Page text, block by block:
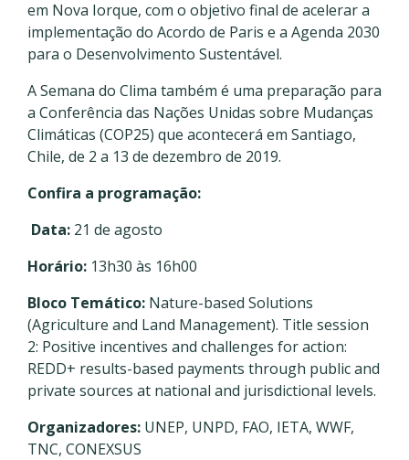
em Nova Iorque, com o objetivo final de acelerar a
implementação do Acordo de Paris e a Agenda 2030
para o Desenvolvimento Sustentável.
A Semana do Clima também é uma preparação para
a Conferência das Nações Unidas sobre Mudanças
Climáticas (COP25) que acontecerá em Santiago,
Chile, de 2 a 13 de dezembro de 2019.
Confira a programação:
Data: 21 de agosto
Horário: 13h30 às 16h00
Bloco Temático: Nature-based Solutions
(Agriculture and Land Management). Title session
2: Positive incentives and challenges for action:
REDD+ results-based payments through public and
private sources at national and jurisdictional levels.
Organizadores: UNEP, UNPD, FAO, IETA, WWF,
TNC, CONEXSUS